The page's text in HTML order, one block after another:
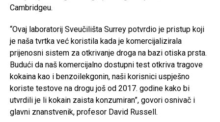
Cambridgeu.
“Ovaj laboratorij Sveučilišta Surrey potvrdio je pristup koji
je naša tvrtka već koristila kada je komercijalizirala
prijenosni sistem za otkrivanje droga na bazi otiska prsta.
Budući da naš komercijalno dostupni test otkriva tragove
kokaina kao i benzoilekgonin, naši korisnici uspješno
koriste testove na drogu još od 2017. godine kako bi
utvrdili je li kokain zaista konzumiran”, govori osnivač i
glavni znanstvenik, profesor David Russell.